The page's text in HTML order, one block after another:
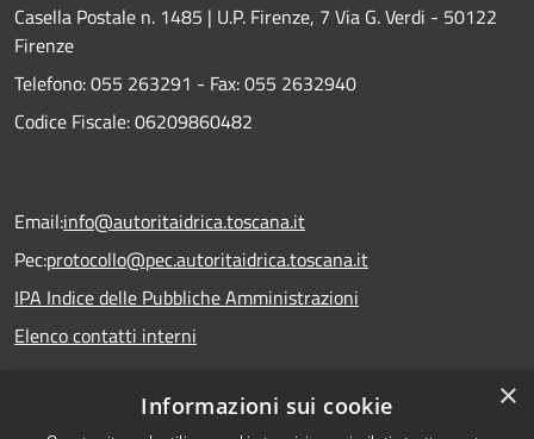
Casella Postale n. 1485 | U.P. Firenze, 7 Via G. Verdi - 50122
Firenze
Telefono:055 263291 - Fax:055 2632940
Codice Fiscale: 06209860482
Email:info@autoritaidrica.toscana.it
Pec:protocollo@pec.autoritaidrica.toscana.it
IPA Indice delle Pubbliche Amministrazioni
Elenco contatti interni
Dichiarazione accessibilità
×
Informazioni sui cookie